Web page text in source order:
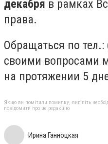
декабря в рамках
права.
Обращаться по тел.:
своими вопросами
на протяжении 5
Якщо ви помітили помилку, виділіть
повідомити про це редакцію
Ирина Ганноцкая